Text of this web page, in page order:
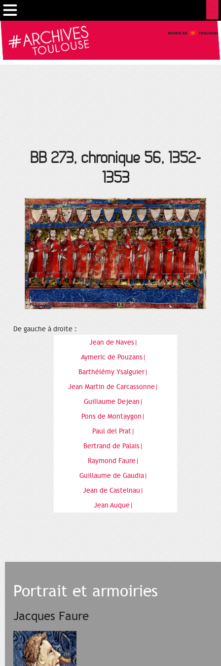
BB 273, chronique 56, 1352-
1353
De gauche à droite :
Jean de Naves|
Aymeric de Pouzans|
Barthélémy Ysalguier|
Jean Martin de Carcassonne|
Guillaume Dejean|
Pons de Montaygon|
Paul del Prat|
Bertrand de Palais|
Raymond Faure|
Guillaume de Gaudia|
Jean de Castelnau|
Jean Auque|
Portrait et armoiries
Jacques Faure
Gestion de vos préférences sur les cookies